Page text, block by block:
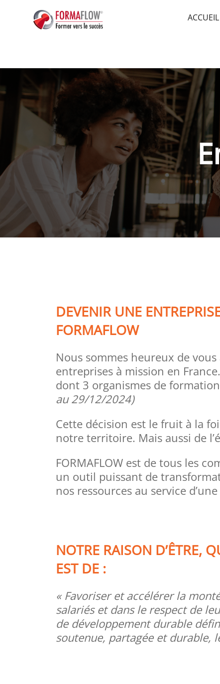
ACCUEIL
DEVENIR UNE
FORMAFLOW
Nous sommes heureux de
entreprises à mission en
dont 3 organismes de
au 29/12/2024)
Cette décision est le fruit à la
notre territoire. Mais aussi de
FORMAFLOW est de tous les
un outil puissant de
nos ressources au service
NOTRE RAISON D’ÊTRE,
EST DE :
« Favoriser et accélérer la
salariés et dans le respect de
de développement durable
soutenue, partagée et durable,